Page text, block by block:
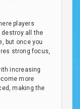
players
destroy all the
but once you
strong focus,
increasing
more
making the